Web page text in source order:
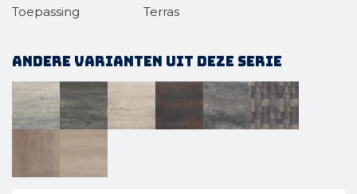
Toepassing
Terras
Andere varianten uit deze serie